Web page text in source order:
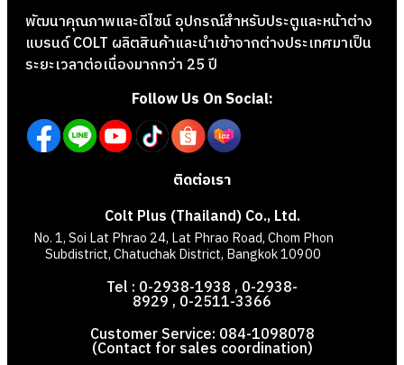
พัฒนาคุณภาพและดีไซน์ อุปกรณ์สำหรับประตูและหน้าต่าง
แบรนด์ COLT ผลิตสินค้าและนำเข้าจากต่างประเทศมาเป็น
ระยะเวลาต่อเนื่องมากกว่า 25 ปี
Follow Us On Social:
ติดต่อเรา
Colt Plus (Thailand) Co., Ltd.
No. 1, Soi Lat Phrao 24, Lat Phrao Road, Chom Phon
Subdistrict, Chatuchak District, Bangkok 10900
Tel : 0-2938-1938 , 0-2938-
8929 , 0-2511-3366
Customer Service: 084-1098078
(Contact for sales coordination)